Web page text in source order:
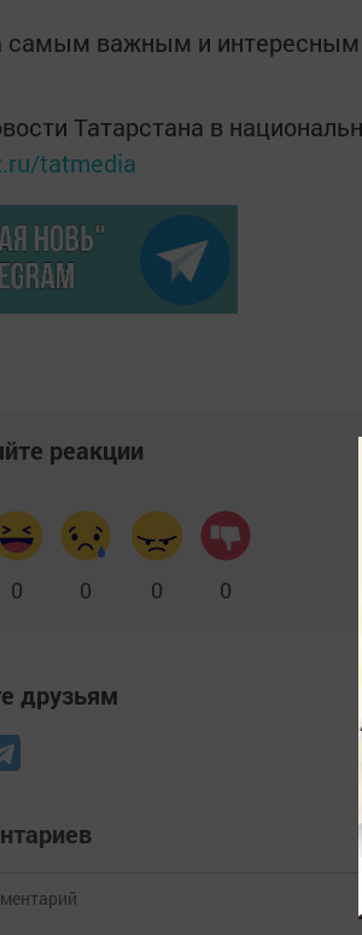
самым важным и интересным
Татарстана в
tatmedia
реакции
0 0 0 0
друзьям